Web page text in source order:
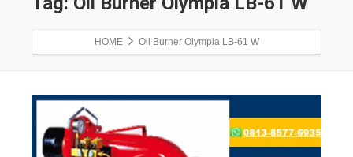
HOME Oil Burner Olympia LB-61 W